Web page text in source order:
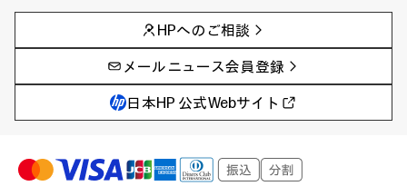
AIの進化と活用事例
製品トレンド & レビュー
サイバーセキュリティ
教育とテクノロジー
ハイブリッドワーク
プリンター
事例
イベントレポート
AI PC
AIワークステーション
Poly
WXP（DEXツール）
タグ一覧
HPへのご相談
メールニュース会員登録
日本HP 公式Webサイト